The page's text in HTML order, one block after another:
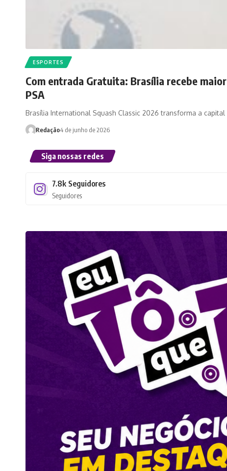
ESPORTES
Com entrada Gratuita: Brasília recebe
PSA
Brasília International Squash Classic 2026 transforma a
Redação4 de junho de 2026
Siga nossas redes
7.8k Seguidores
Seguidores